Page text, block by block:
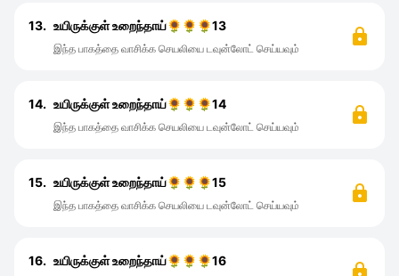
13. உயிருக்குள் உறைந்தாய்🌻🌻🌻13
இந்த பாகத்தை வாசிக்க செயலியை டவுன்லோட் செய்யவும்
14. உயிருக்குள் உறைந்தாய்🌻🌻🌻14
இந்த பாகத்தை வாசிக்க செயலியை டவுன்லோட் செய்யவும்
15. உயிருக்குள் உறைந்தாய்🌻🌻🌻15
இந்த பாகத்தை வாசிக்க செயலியை டவுன்லோட் செய்யவும்
16. உயிருக்குள் உறைந்தாய்🌻🌻🌻16